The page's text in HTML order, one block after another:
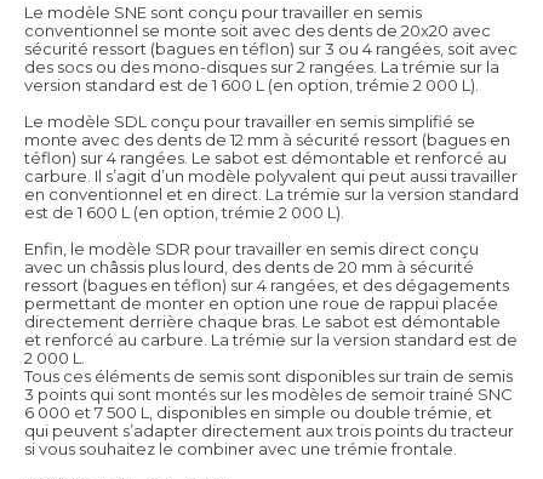
Le modèle SNE sont conçu pour travailler en semis
conventionnel se monte soit avec des dents de 20x20 avec
sécurité ressort (bagues en téflon) sur 3 ou 4 rangées, soit avec
des socs ou des mono-disques sur 2 rangées. La trémie sur la
version standard est de 1 600 L (en option, trémie 2 000 L).
Le modèle SDL conçu pour travailler en semis simplifié se
monte avec des dents de 12 mm à sécurité ressort (bagues en
téflon) sur 4 rangées. Le sabot est démontable et renforcé au
carbure. Il s’agit d’un modèle polyvalent qui peut aussi travailler
en conventionnel et en direct. La trémie sur la version standard
est de 1 600 L (en option, trémie 2 000 L).
Enfin, le modèle SDR pour travailler en semis direct conçu
avec un châssis plus lourd, des dents de 20 mm à sécurité
ressort (bagues en téflon) sur 4 rangées, et des dégagements
permettant de monter en option une roue de rappui placée
directement derrière chaque bras. Le sabot est démontable
et renforcé au carbure. La trémie sur la version standard est de
2 000 L.
Tous ces éléments de semis sont disponibles sur train de semis
3 points qui sont montés sur les modèles de semoir trainé SNC
6 000 et 7 500 L, disponibles en simple ou double trémie, et
qui peuvent s’adapter directement aux trois points du tracteur
si vous souhaitez le combiner avec une trémie frontale.